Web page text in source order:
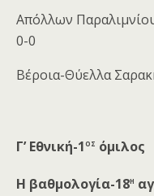
Απόλλων
0-0
Βέροια-Θύελλα
Γ’ Εθνική-1ος όμιλος
Η βαθμολογία-18η